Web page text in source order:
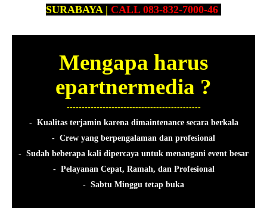
SURABAYA | CALL 083-832-7000-46
Mengapa harus
epartnermedia ?
---------------------------------------------
- Kualitas terjamin karena dimaintenance secara berkala
- Crew yang berpengalaman dan profesional
- Sudah beberapa kali dipercaya untuk menangani event besar
- Pelayanan Cepat, Ramah, dan Profesional
- Sabtu Minggu tetap buka